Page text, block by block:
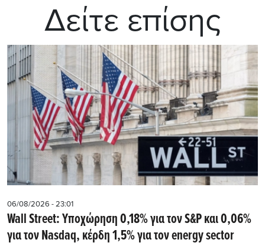
Δείτε επίσης
06/08/2026 - 23:01
Wall Street: Υποχώρηση 0,18% για τον S&P και 0,06%
για τον Nasdaq, κέρδη 1,5% για τον energy sector